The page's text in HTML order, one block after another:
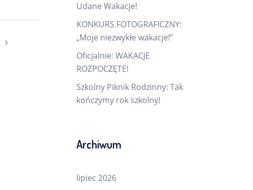
Udane Wakacje!
KONKURS FOTOGRAFICZNY:
„Moje niezwykłe wakacje!”
Oficjalnie: WAKACJE
ROZPOCZĘTE!
Szkolny Piknik Rodzinny: Tak
kończymy rok szkolny!
Archiwum
lipiec 2026